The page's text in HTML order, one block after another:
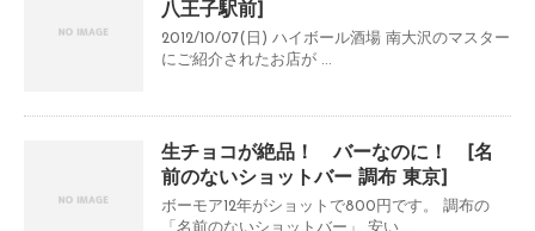
八王子駅前]
2012/10/07(日) ハイボール酒場 南大沢のマスター
にご紹介されたお店が ...
生チョコが絶品！ バーなのに！ [名
前のないショットバー 調布 東京]
ボーモア12年がショットで800円です。 調布の